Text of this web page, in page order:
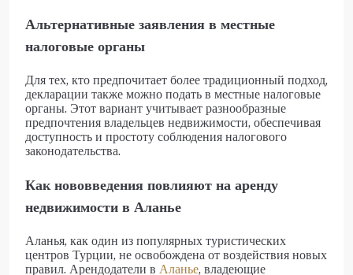
Альтернативные заявления в местные
налоговые органы
Для тех, кто предпочитает более традиционный подход,
декларации также можно подать в местные налоговые
органы. Этот вариант учитывает разнообразные
предпочтения владельцев недвижимости, обеспечивая
доступность и простоту соблюдения налогового
законодательства.
Как нововведения повлияют на аренду
недвижимости в Аланье
Аланья, как один из популярных туристических
центров Турции, не освобождена от воздействия новых
правил. Арендодатели в Аланье, владеющие